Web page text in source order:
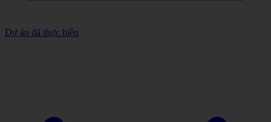
Dự án đã thực hiện